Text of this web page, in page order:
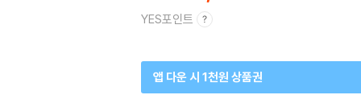
YES포인트
앱 다운 시 1천원 상품권